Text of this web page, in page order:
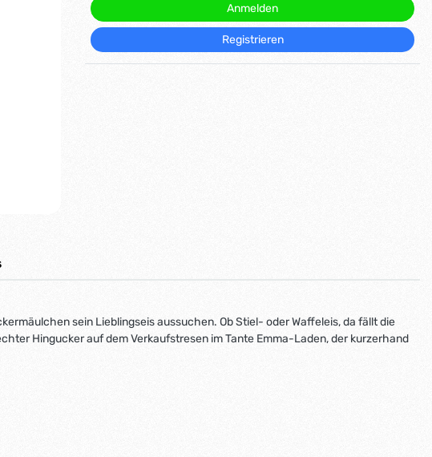
Anmelden
Registrieren
sein Lieblingseis aussuchen. Ob Stiel- oder Waffeleis, da fällt die
Hingucker auf dem Verkaufstresen im Tante Emma-Laden, der kurzerhand